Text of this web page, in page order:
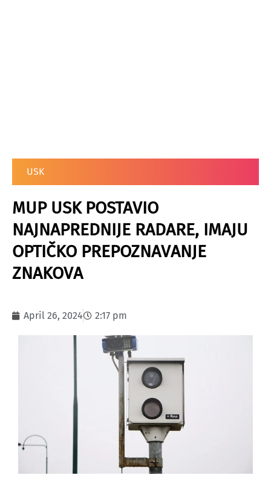
USK
MUP USK POSTAVIO
NAJNAPREDNIJE RADARE, IMAJU
OPTIČKO PREPOZNAVANJE
ZNAKOVA
April 26, 2024 2:17 pm